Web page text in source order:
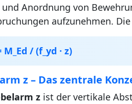
und Anordnung von
aufzunehmen. Die
M_Ed / (f_yd · z)
z – Das zentrale
zist der vertikale